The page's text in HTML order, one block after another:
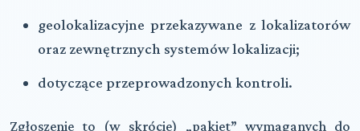
geolokalizacyjne przekazywane z lokalizatorów
oraz zewnętrznych systemów lokalizacji;
dotyczące przeprowadzonych kontroli.
Zgłoszenie to (w skrócie) „pakiet” wymaganych do